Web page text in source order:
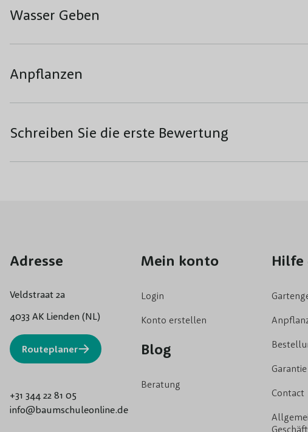
Wasser Geben
Anpflanzen
Schreiben Sie die erste Bewertung
Adresse
Veldstraat 2a
4033 AK Lienden (NL)
Routeplaner
+31 344 22 81 05
info@baumschuleonline.de
Mein konto
Login
Konto erstellen
Blog
Beratung
Garantie
Contact